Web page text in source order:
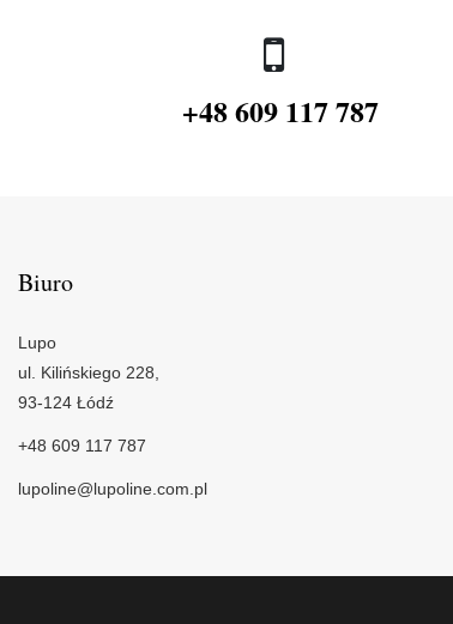
+48 609 117 787
Biuro
Lupo
ul. Kilińskiego 228,
93-124 Łódź
+48 609 117 787
lupoline@lupoline.com.pl